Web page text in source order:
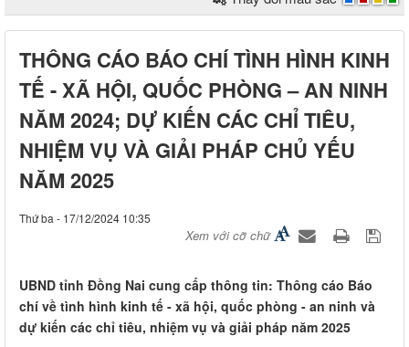
THÔNG CÁO BÁO CHÍ TÌNH HÌNH KINH
TẾ - XÃ HỘI, QUỐC PHÒNG – AN NINH
NĂM 2024; DỰ KIẾN CÁC CHỈ TIÊU,
NHIỆM VỤ VÀ GIẢI PHÁP CHỦ YẾU
NĂM 2025
Thứ ba - 17/12/2024 10:35
Xem với cỡ chữ
UBND tỉnh Đồng Nai cung cấp thông tin: Thông cáo Báo
chí về tình hình kinh tế - xã hội, quốc phòng - an ninh và
dự kiến các chỉ tiêu, nhiệm vụ và giải pháp năm 2025​